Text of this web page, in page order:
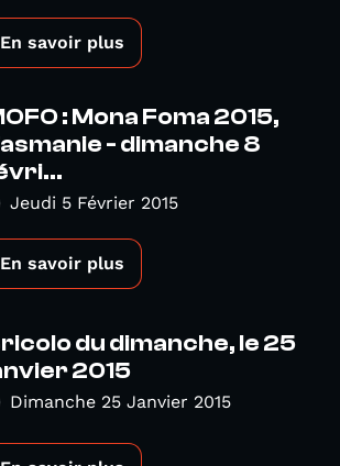
En savoir plus
: Mona Foma 2015,
- dimanche 8
Jeudi 5 Février 2015
En savoir plus
du dimanche, le 25
2015
Dimanche 25 Janvier 2015